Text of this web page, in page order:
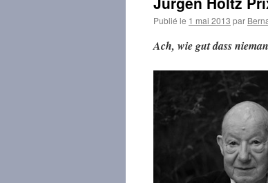
Publié le 1 mai 2013 par
Ach, wie gut dass